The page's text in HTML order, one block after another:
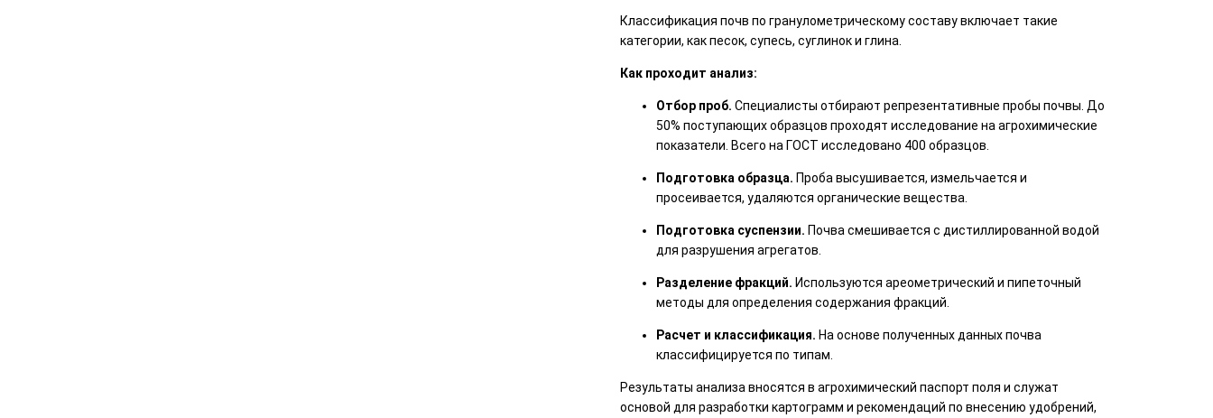
Классификация почв по гранулометрическому составу включает такие
категории, как песок, супесь, суглинок и глина.
Как проходит анализ:
Отбор проб. Специалисты отбирают репрезентативные пробы почвы. До
50% поступающих образцов проходят исследование на агрохимические
показатели. Всего на ГОСТ исследовано 400 образцов.
Подготовка образца. Проба высушивается, измельчается и
просеивается, удаляются органические вещества.
Подготовка суспензии. Почва смешивается с дистиллированной водой
для разрушения агрегатов.
Разделение фракций. Используются ареометрический и пипеточный
методы для определения содержания фракций.
Расчет и классификация. На основе полученных данных почва
классифицируется по типам.
Результаты анализа вносятся в агрохимический паспорт поля и служат
основой для разработки картограмм и рекомендаций по внесению удобрений,